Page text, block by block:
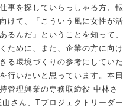
事を探していらっしゃる方、転
けて、「こういう風に女性が活
るんだ」ということを知って、
ために、また、企業の方に向け
る環境づくりの参考にしていた
行いたいと思っています。本日
管理興業の専務取締役 中林さ
さん、Tプロジェクトリーダー